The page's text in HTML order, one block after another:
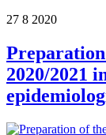
27 8 2020
2020/2021